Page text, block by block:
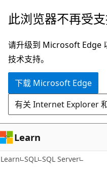
跳
主
要
内
此浏览器不再受支
请升级到 Microsoft Edge
技术支持。
下载 Microsoft Edge
有关 Internet Explorer
Learn
Learn SQL SQL Server